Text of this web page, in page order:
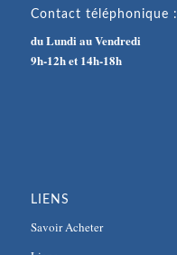
Contact téléphonique :
du Lundi au Vendredi
9h-12h et 14h-18h
LIENS
Savoir Acheter